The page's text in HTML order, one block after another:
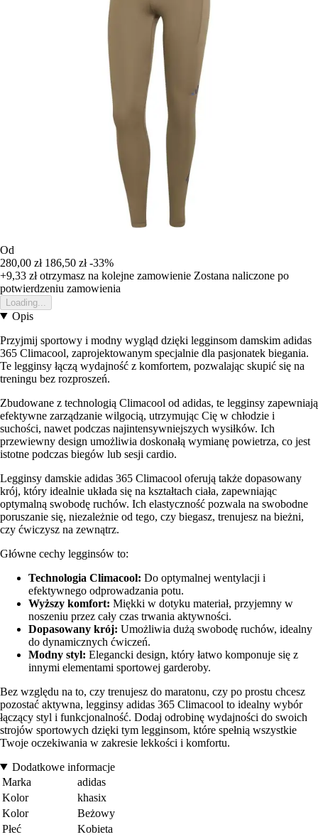
Od
280,00 zł 186,50 zł -33%
+9,33 złotrzymasz na kolejne zamowienie Zostana naliczone po
potwierdzeniu zamowienia
Loading...
Opis
Przyjmij sportowy i modny wygląd dzięki legginsom damskim adidas
365 Climacool, zaprojektowanym specjalnie dla pasjonatek biegania.
Te legginsy łączą wydajność z komfortem, pozwalając skupić się na
treningu bez rozproszeń.
Zbudowane z technologią Climacool od adidas, te legginsy zapewniają
efektywne zarządzanie wilgocią, utrzymując Cię w chłodzie i
suchości, nawet podczas najintensywniejszych wysiłków. Ich
przewiewny design umożliwia doskonałą wymianę powietrza, co jest
istotne podczas biegów lub sesji cardio.
Legginsy damskie adidas 365 Climacool oferują także dopasowany
krój, który idealnie układa się na kształtach ciała, zapewniając
optymalną swobodę ruchów. Ich elastyczność pozwala na swobodne
poruszanie się, niezależnie od tego, czy biegasz, trenujesz na bieżni,
czy ćwiczysz na zewnątrz.
Główne cechy legginsów to:
Technologia Climacool: Do optymalnej wentylacji i
efektywnego odprowadzania potu.
Wyższy komfort: Miękki w dotyku materiał, przyjemny w
noszeniu przez cały czas trwania aktywności.
Dopasowany krój: Umożliwia dużą swobodę ruchów, idealny
do dynamicznych ćwiczeń.
Modny styl: Elegancki design, który łatwo komponuje się z
innymi elementami sportowej garderoby.
Bez względu na to, czy trenujesz do maratonu, czy po prostu chcesz
pozostać aktywna, legginsy adidas 365 Climacool to idealny wybór
łączący styl i funkcjonalność. Dodaj odrobinę wydajności do swoich
strojów sportowych dzięki tym legginsom, które spełnią wszystkie
Twoje oczekiwania w zakresie lekkości i komfortu.
Dodatkowe informacje
Marka
adidas
Kolor
khasix
Kolor
Beżowy
Płeć
Kobieta